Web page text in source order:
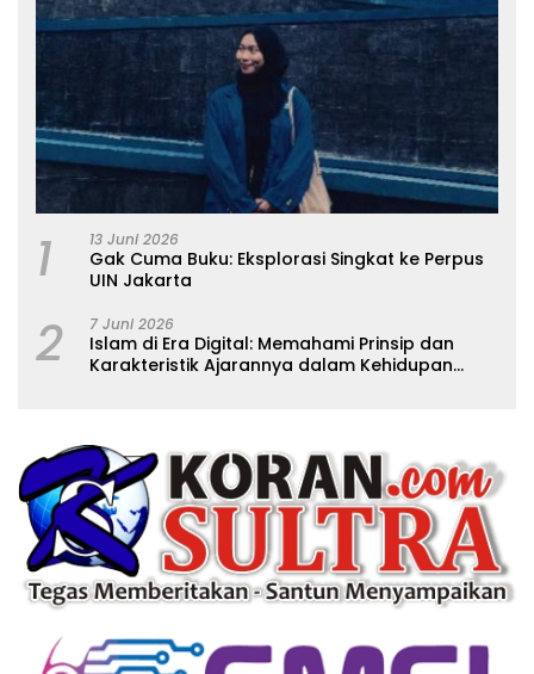
1 13 Juni 2026
Gak Cuma Buku: Eksplorasi Singkat ke Perpus
UIN Jakarta
2 7 Juni 2026
Islam di Era Digital: Memahami Prinsip dan
Karakteristik Ajarannya dalam Kehidupan